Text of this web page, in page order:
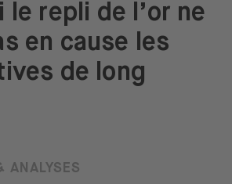
le repli de l’or ne
en cause les
de long
ANALYSES